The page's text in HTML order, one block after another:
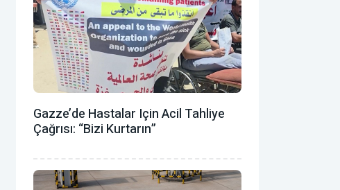
Gazze’de Hastalar Için Acil Tahliye
Çağrısı: “Bizi Kurtarın”